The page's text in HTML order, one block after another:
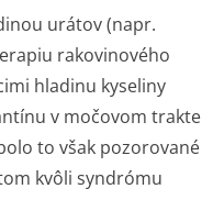
urátov (napr.
rakovinového
hladinu kyseliny
v močovom trakte
to však pozorované
kvôli syndrómu